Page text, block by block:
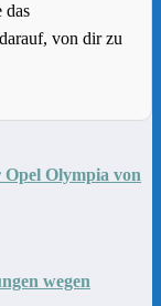
das
von dir zu
Olympia von
wegen